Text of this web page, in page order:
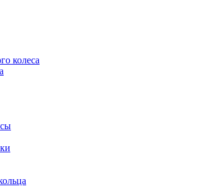
колеса